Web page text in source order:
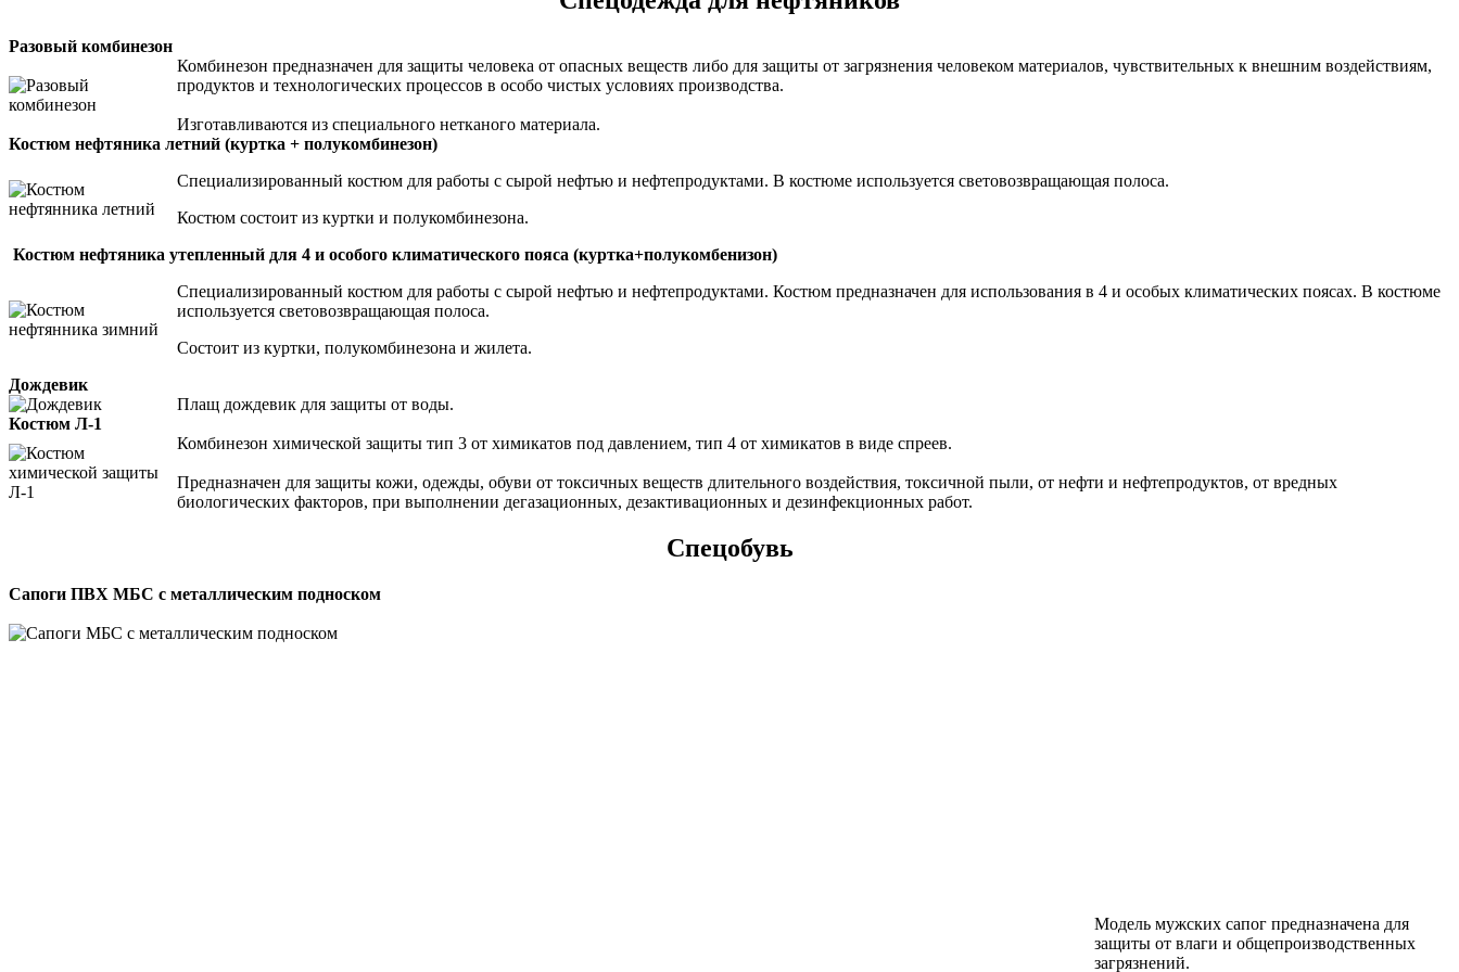
Разовый комбинезон
Комбинезон предназначен для защиты человека от опасных веществ либо для защиты от загрязнения человеком материалов, чувствительных к внешним воздействиям,
продуктов и технологических процессов в особо чистых условиях производства.
Изготавливаются из специального нетканого материала.
Костюм нефтяника летний (куртка + полукомбинезон)
Специализированный костюм для работы с сырой нефтью и нефтепродуктами. В костюме используется световозвращающая полоса.
Костюм состоит из куртки и полукомбинезона.
Костюм нефтяника утепленный для 4 и особого климатического пояса (куртка+полукомбенизон)
Специализированный костюм для работы с сырой нефтью и нефтепродуктами. Костюм предназначен для использования в 4 и особых климатических поясах. В костюме
используется световозвращающая полоса.
Состоит из куртки, полукомбинезона и жилета.
Дождевик
Плащ дождевик для защиты от воды.
Костюм Л-1
Комбинезон химической защиты тип 3 от химикатов под давлением, тип 4 от химикатов в виде спреев.
Предназначен для защиты кожи, одежды, обуви от токсичных веществ длительного воздействия, токсичной пыли, от нефти и нефтепродуктов, от вредных
биологических факторов, при выполнении дегазационных, дезактивационных и дезинфекционных работ.
Спецобувь
Сапоги ПВХ МБС с металлическим подноском
Модель мужских сапог предназначена для
защиты от влаги и общепроизводственных
загрязнений.